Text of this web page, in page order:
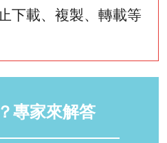
下載、複製、轉載等
專家來解答